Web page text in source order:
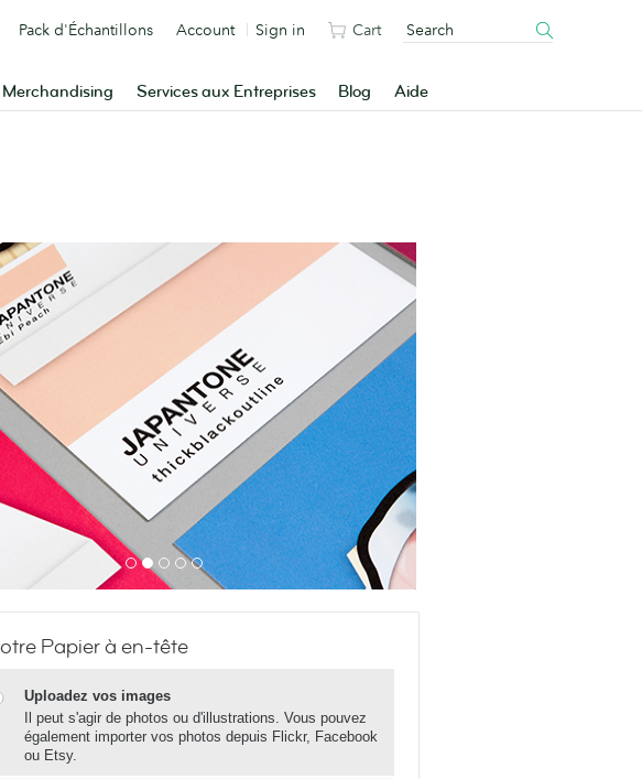
Merchandising Services aux Entreprises Blog Aide
Pack d'Échantillons Account Sign in Cart
Papier à en-tête
Uploadez vos images
Il peut s'agir de photos ou d'illustrations. Vous pouvez
également importer vos photos depuis Flickr, Facebook
ou Etsy.